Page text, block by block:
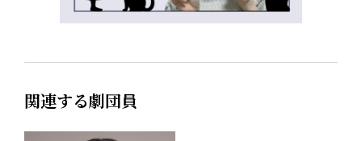
関連する劇団員